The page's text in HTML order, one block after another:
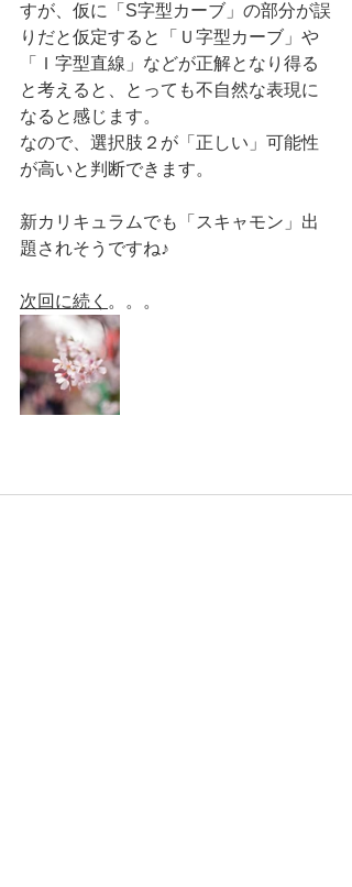
すが、仮に「S字型カーブ」の部分が誤
りだと仮定すると「Ｕ字型カーブ」や
「Ｉ字型直線」などが正解となり得る
と考えると、とっても不自然な表現に
なると感じます。
なので、選択肢２が「正しい」可能性
が高いと判断できます。
新カリキュラムでも「スキャモン」出
題されそうですね♪
次回に続く 。。。